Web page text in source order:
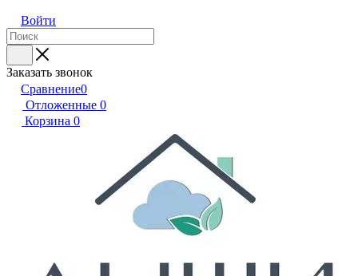
Войти
Заказать звонок
Сравнение0
Отложенные 0
Корзина 0